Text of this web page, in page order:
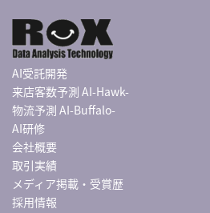
AI受託開発
来店客数予測 AI-Hawk-
物流予測 AI-Buffalo-
AI研修
会社概要
取引実績
メディア掲載・受賞歴
採用情報